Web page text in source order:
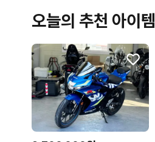
오늘의 추천 아이템